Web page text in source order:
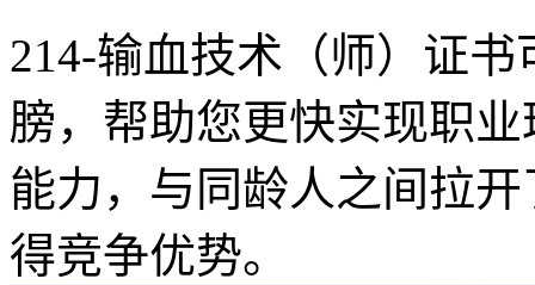
214-输血技术（师）证
膀，帮助您更快实现职
能力，与同龄人之间拉
得竞争优势。